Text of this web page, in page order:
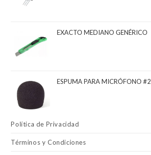
EXACTO MEDIANO GENÉRICO
ESPUMA PARA MICRÓFONO #2
Política de Privacidad
Términos y Condiciones